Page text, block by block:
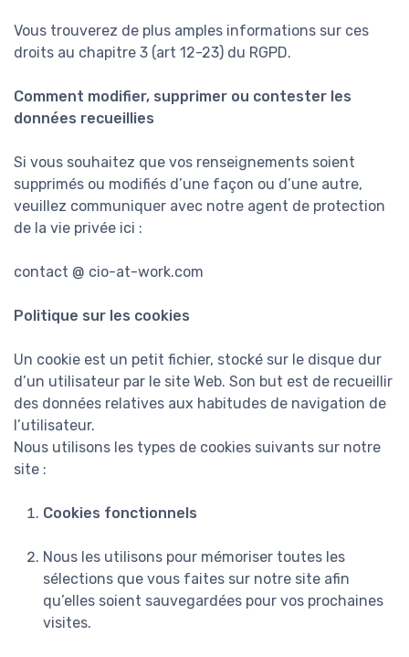
Vous trouverez de plus amples informations sur ces
droits au chapitre 3 (art 12-23) du RGPD.
Comment modifier, supprimer ou contester les
données recueillies
Si vous souhaitez que vos renseignements soient
supprimés ou modifiés d’une façon ou d’une autre,
veuillez communiquer avec notre agent de protection
de la vie privée ici :
contact @ cio-at-work.com
Politique sur les cookies
Un cookie est un petit fichier, stocké sur le disque dur
d’un utilisateur par le site Web. Son but est de recueillir
des données relatives aux habitudes de navigation de
l’utilisateur.
Nous utilisons les types de cookies suivants sur notre
site :
Cookies fonctionnels
Nous les utilisons pour mémoriser toutes les
sélections que vous faites sur notre site afin
qu’elles soient sauvegardées pour vos prochaines
visites.